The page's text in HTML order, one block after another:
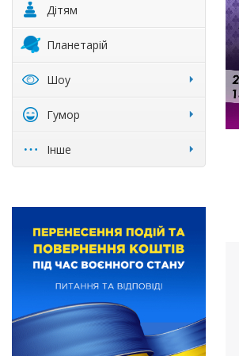
Дітям
Планетарій
Шоу
Гумор
Інше